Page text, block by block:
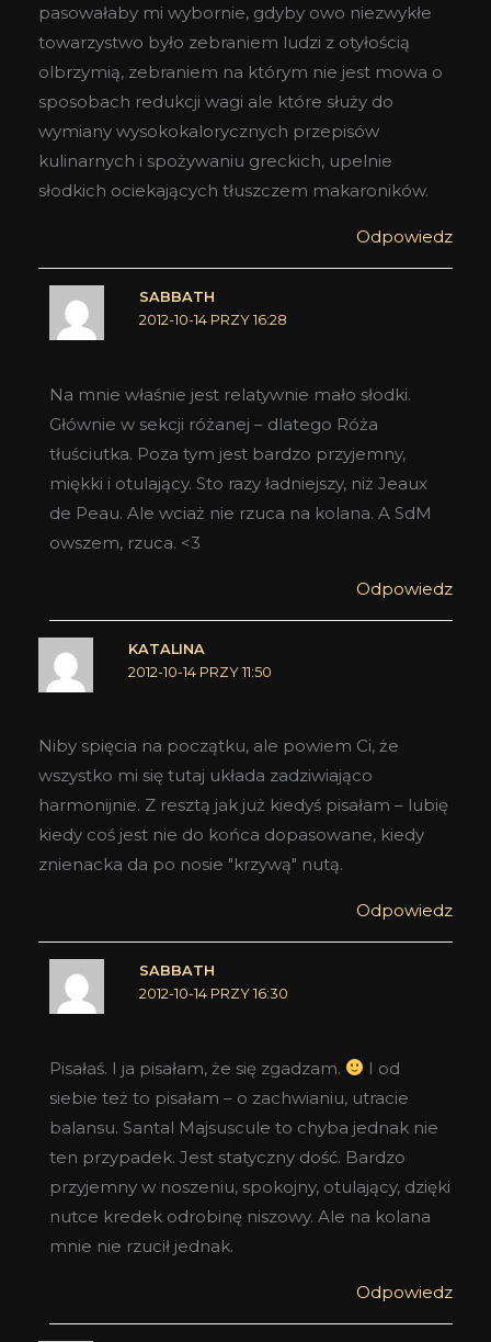
pasowałaby mi wybornie, gdyby owo niezwykłe
towarzystwo było zebraniem ludzi z otyłością
olbrzymią, zebraniem na którym nie jest mowa o
sposobach redukcji wagi ale które służy do
wymiany wysokokalorycznych przepisów
kulinarnych i spożywaniu greckich, upelnie
słodkich ociekających tłuszczem makaroników.
Odpowiedz
SABBATH
2012-10-14 PRZY 16:28
Na mnie właśnie jest relatywnie mało słodki.
Głównie w sekcji różanej – dlatego Róża
tłuściutka. Poza tym jest bardzo przyjemny,
miękki i otulający. Sto razy ładniejszy, niż Jeaux
de Peau. Ale wciaż nie rzuca na kolana. A SdM
owszem, rzuca. <3
Odpowiedz
KATALINA
2012-10-14 PRZY 11:50
Niby spięcia na początku, ale powiem Ci, że
wszystko mi się tutaj układa zadziwiająco
harmonijnie. Z resztą jak już kiedyś pisałam – lubię
kiedy coś jest nie do końca dopasowane, kiedy
znienacka da po nosie "krzywą" nutą.
Odpowiedz
SABBATH
2012-10-14 PRZY 16:30
Pisałaś. I ja pisałam, że się zgadzam.
I od
siebie też to pisałam – o zachwianiu, utracie
balansu. Santal Majsuscule to chyba jednak nie
ten przypadek. Jest statyczny dość. Bardzo
przyjemny w noszeniu, spokojny, otulający, dzięki
nutce kredek odrobinę niszowy. Ale na kolana
mnie nie rzucił jednak.
Odpowiedz